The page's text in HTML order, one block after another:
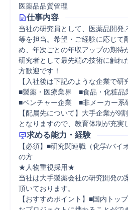
医薬品品質管理
仕事内容
当社の研究員として、医薬品開
等を担当。希望・ご経験に応じて
め、年次ごとの年収アップの期待
研究者として最先端の技術に触れ
方歓迎です！
【入社後は下記のような企業で研
■製薬・医療業界　■食品・化粧品
■ベンチャー企業　■非メーカー系
【配属先について】大手企業が9
となりますので、教育体制が充実
求める能力・経験
【必須】■研究関連職（化学/バ
の方
★人物重視採用★
当社は大手製薬会社の研究開発の
頂いております。
【おすすめポイント】■国内トッ